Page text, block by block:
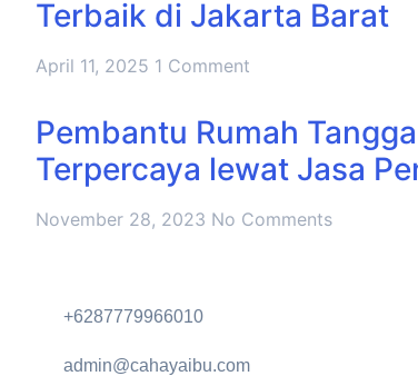
Terbaik di Jakarta Barat
April 11, 2025 1 Comment
Pembantu Rumah
Terpercaya lewat Jasa
November 28, 2023 No Comments
+6287779966010
admin@cahayaibu.com